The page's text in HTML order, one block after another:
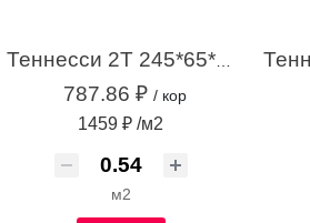
787.86 ₽ / кор
1459 ₽ /м2
м2